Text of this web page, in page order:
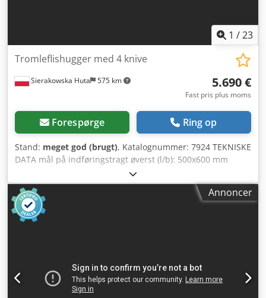
1 /23
Sierakowska Huta 575 km
Tromleflishugger med 4 knive
5.690 €
Fast pris plus moms
Forespørge Ring op
Stand: meget god (brugt), Katalognummer: 7924 TEKNISKE
DATA mål på indføringstragt øverst (l/b): 500x600 mm
tragtens længde: 2070 mm akselbredde: 550 mm motor: 55
kW Dcjdszr U Uqjpfx Ag Aek antal knive: 4 stk. udgang for
flis: rektangulær 560/360 mm mål (l/b/h): 3950x1520x2820
mm vægt ca.: 2500 kg – tromleflishugger – 4 knive på
akslen – ekstra indbygget ventilator til udblæsning af flis –
sig)
Annoncer